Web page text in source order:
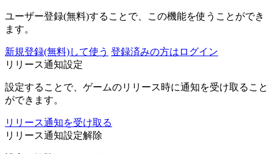
ユーザー登録(無料)することで、この機能を使うことができ
ます。
新規登録(無料)して使う 登録済みの方はログイン
リリース通知設定
設定することで、ゲームのリリース時に通知を受け取ること
ができます。
リリース通知を受け取る
リリース通知設定解除